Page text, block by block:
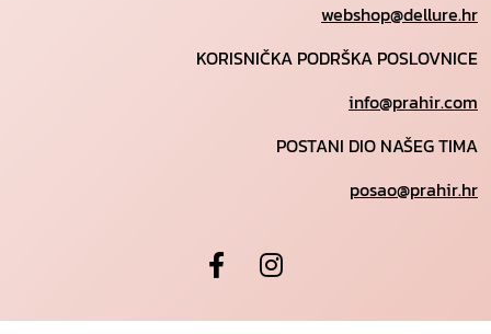
webshop@dellure.hr
KORISNIČKA PODRŠKA POSLOVNICE
info@prahir.com
POSTANI DIO NAŠEG TIMA
posao@prahir.hr